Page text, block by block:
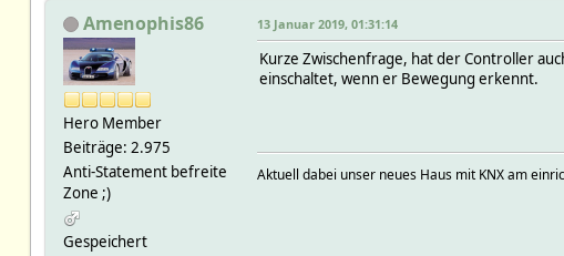
Amenophis86
Hero Member
Beiträge: 2.975
Anti-Statement befreite
Zone ;)
Gespeichert
13 Januar 2019, 01:31:14
Kurze Zwischenfrage, hat der Controller
einschaltet, wenn er Bewegung erkennt.
Aktuell dabei unser neues Haus mit KNX am